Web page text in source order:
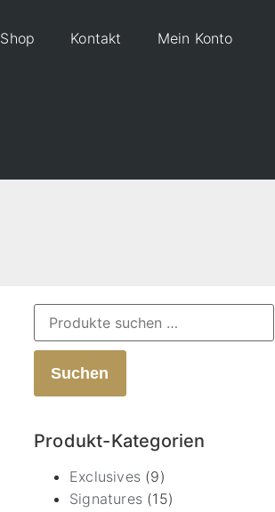
Shop Kontakt Mein Konto
Suchen
Produkt-Kategorien
Exclusives (9)
Signatures (15)